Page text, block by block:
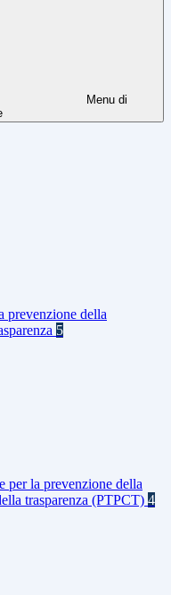
Menu di
prevenzione della
5
per la prevenzione della
trasparenza (PTPCT) 4